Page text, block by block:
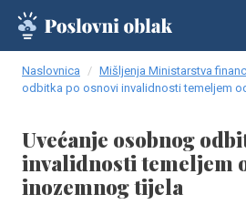
Naslovnica Mišljenja Ministarstva
odbitka po osnovi invalidnosti temeljem
Uvećanje osobnog
invalidnosti temeljem
inozemnog tijela